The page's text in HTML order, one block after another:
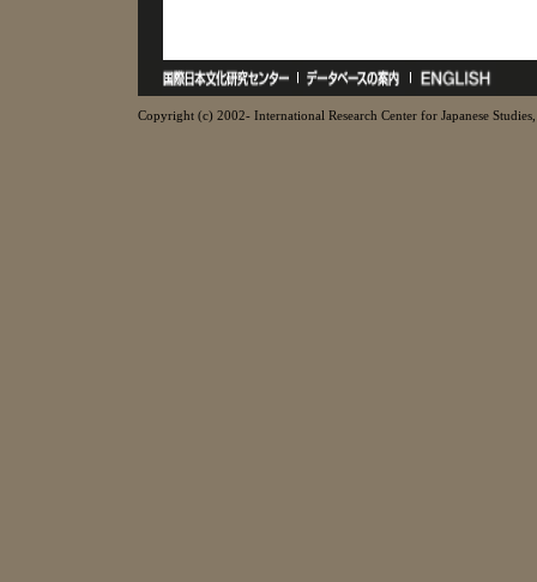
Copyright (c) 2002- International Research Center for Japanese